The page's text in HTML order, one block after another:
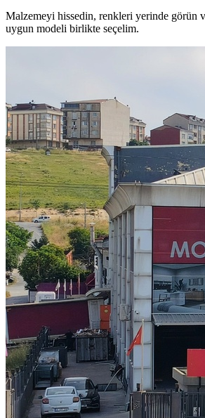
Malzemeyi hissedin, renkleri yerinde görün
uygun modeli birlikte seçelim.